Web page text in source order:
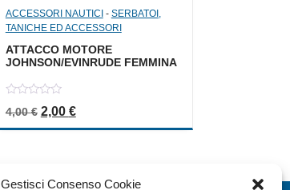
Gestisci Consenso Cookie
ACCESSORI NAUTICI - SERBATOI,
TANICHE ED ACCESSORI
ATTACCO MOTORE
JOHNSON/EVINRUDE FEMMINA
out
4,00€ Il prezzo originale era: 4,00 €.
2,00 €Il prezzo attuale è: 2,00 €.